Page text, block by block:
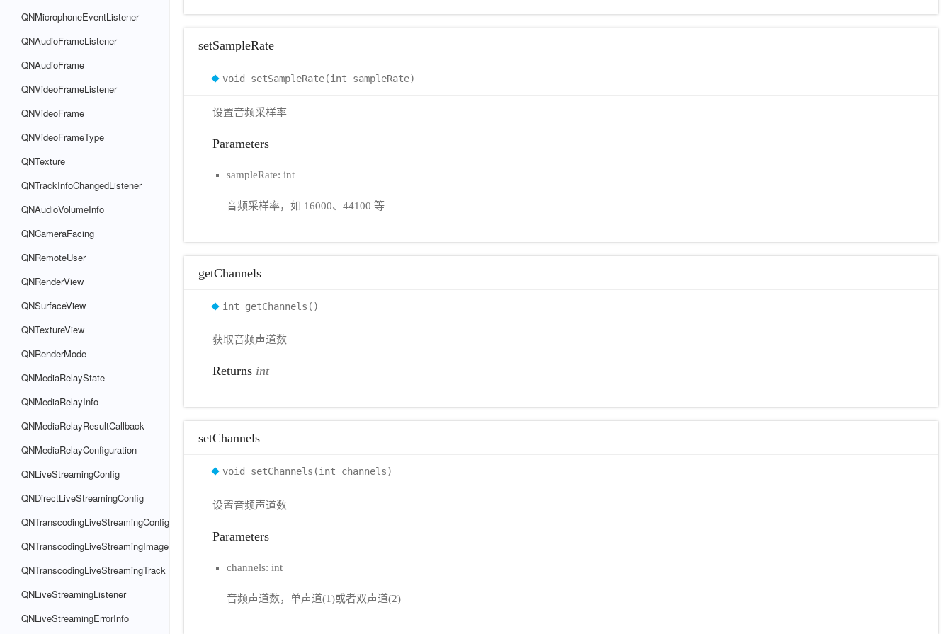
QNMicrophoneEventListener
QNAudioFrameListener
QNAudioFrame
QNVideoFrameListener
QNVideoFrame
QNVideoFrameType
QNTexture
QNTrackInfoChangedListener
QNAudioVolumeInfo
QNCameraFacing
QNRemoteUser
QNRenderView
QNSurfaceView
QNTextureView
QNRenderMode
QNMediaRelayState
QNMediaRelayInfo
QNMediaRelayResultCallback
QNMediaRelayConfiguration
QNLiveStreamingConfig
QNDirectLiveStreamingConfig
QNTranscodingLiveStreamingConfig
QNTranscodingLiveStreamingImage
QNTranscodingLiveStreamingTrack
QNLiveStreamingListener
QNLiveStreamingErrorInfo
setSampleRate
void setSampleRate(int sampleRate)
设置音频采样率
Parameters
sampleRate: int
音频采样率，如 16000、44100 等
getChannels
int getChannels()
获取音频声道数
Returns int
setChannels
void setChannels(int channels)
设置音频声道数
Parameters
channels: int
音频声道数，单声道(1)或者双声道(2)